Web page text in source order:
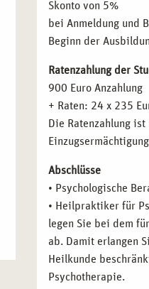
Skonto von 5%
bei Anmeldung und
Beginn der
Ratenzahlung der
900 Euro Anzahlung
+ Raten: 24 x 235
Die Ratenzahlung
Abschlüsse
• Psychologische
• Heilpraktiker für
legen Sie bei dem
ab. Damit erlangen
Heilkunde
Psychotherapie.